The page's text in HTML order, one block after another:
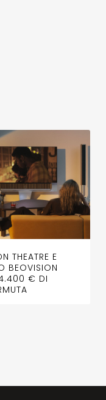
THEATRE E
BEOVISION
4.400 € DI